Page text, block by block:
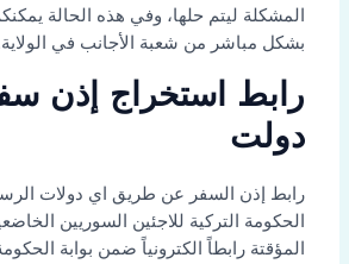
المشكلة ليتم حلها، وفي هذه الحالة
بشكل مباشر من شعبة الأجانب في
رابط استخراج إذن
دولت
رابط إذن السفر عن طريق اي دولات
الحكومة التركية للاجئين السوريين
المؤقتة رابطاً الكترونياً ضمن بوابة